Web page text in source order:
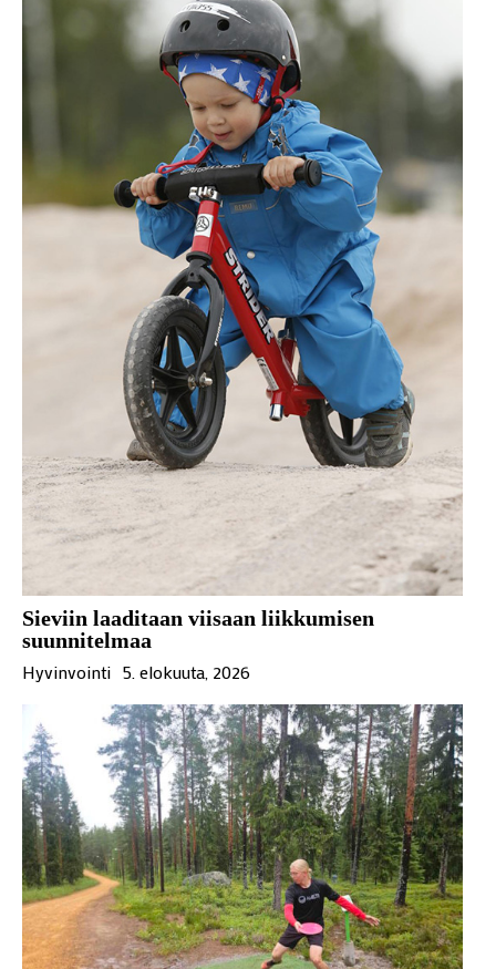
Sieviin laaditaan viisaan liikkumisen
suunnitelmaa
Hyvinvointi 5. elokuuta, 2026